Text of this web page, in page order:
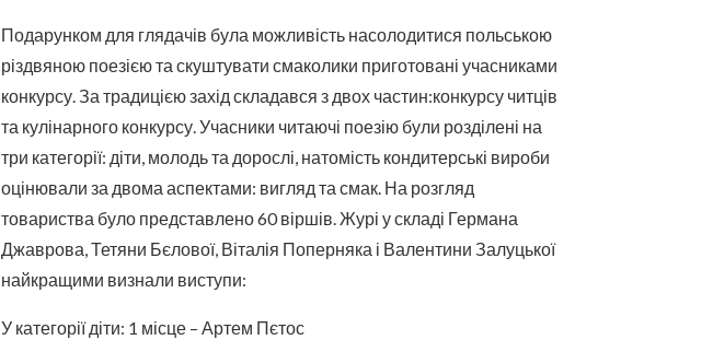
Подарунком для глядачів була можливість насолодитися польською
різдвяною поезією та скуштувати смаколики приготовані учасниками
конкурсу. За традицією захід складався з двох частин:конкурсу читців
та кулінарного конкурсу. Учасники читаючі поезію були розділені на
три категорії: діти, молодь та дорослі, натомість кондитерські вироби
оцінювали за двома аспектами: вигляд та смак. На розгляд
товариства було представлено 60 віршів. Журі у складі Германа
Джаврова, Тетяни Бєлової, Віталія Поперняка і Валентини Залуцької
найкращими визнали виступи:
У категорії діти: 1 місце – Артем Пєтос